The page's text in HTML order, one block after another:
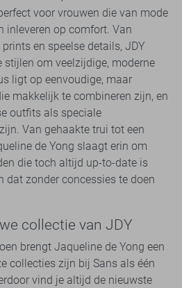
voor vrouwen die van mode
inleveren op comfort. Van
en speelse details, JDY
stijlen om veelzijdige, moderne
ligt op eenvoudige, maar
makkelijk te combineren zijn, en
outfits als speciale
Van gehaakte trui tot een
de Yong slaagt erin om
die toch altijd up-to-date is
dat zonder concessies te doen
collectie van JDY
brengt Jaqueline de Yong een
collecties zijn bij Sans als één
vind je altijd de nieuwste